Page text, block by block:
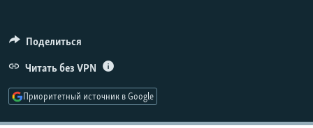
ПОДПИШИТЕСЬ НА РАССЫЛКУ
СОЦИАЛЬНЫЕ СЕТИ
Поделиться
Читать без VPN
Приоритетный источник в Google